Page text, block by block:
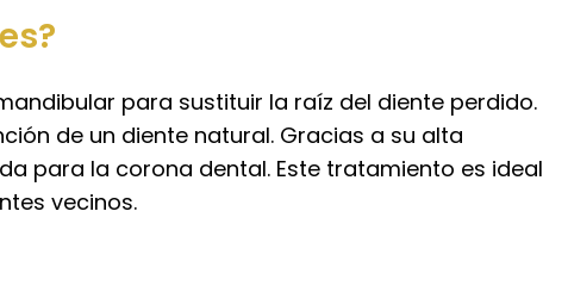
para sustituir la raíz del diente perdido.
de un diente natural. Gracias a su alta
para la corona dental. Este tratamiento es ideal
vecinos.